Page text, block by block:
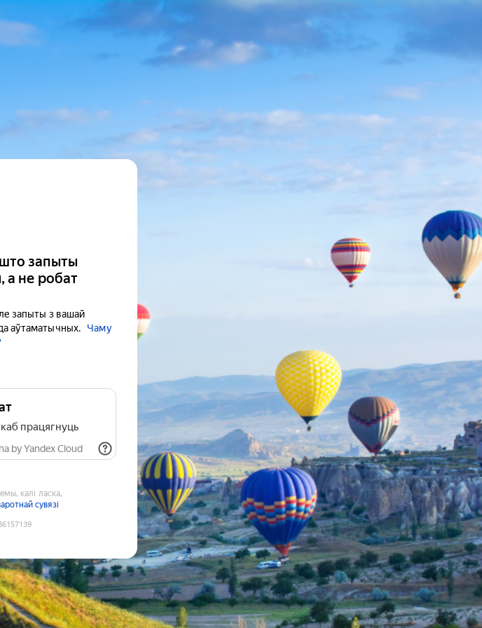
запыты
а не робат
запыты з вашай
аўтаматычных.
Чаму
каб працягнуць
by Yandex Cloud
калі ласка,
сувязі